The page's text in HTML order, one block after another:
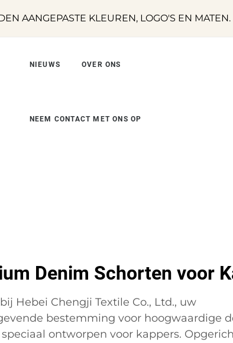
AANGEPASTE KLEUREN, LOGO'S EN MATEN.
NIEUWS OVER ONS
NEEM CONTACT MET ONS OP
Denim Schorten voor
Hebei Chengji Textile Co., Ltd., uw
bestemming voor hoogwaardige
ontworpen voor kappers.